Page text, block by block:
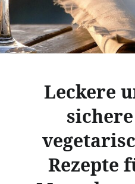
Leckere
sichere
Rezepte